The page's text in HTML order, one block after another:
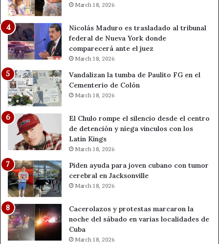
March 18, 2026
Nicolás Maduro es trasladado al tribunal
federal de Nueva York donde
comparecerá ante el juez
March 18, 2026
Vandalizan la tumba de Paulito FG en el
Cementerio de Colón
March 18, 2026
El Chulo rompe el silencio desde el centro
de detención y niega vínculos con los
Latin Kings
March 18, 2026
Piden ayuda para joven cubano con tumor
cerebral en Jacksonville
March 18, 2026
Cacerolazos y protestas marcaron la
noche del sábado en varias localidades de
Cuba
March 18, 2026